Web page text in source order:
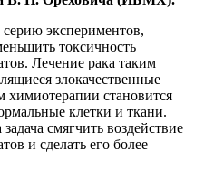
экспериментов,
токсичность
Лечение рака таким
злокачественные
становится
клетки и ткани.
смягчить воздействие
и сделать его более